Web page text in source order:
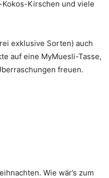
Kirschen und viele
exklusive Sorten) auch
auf eine MyMuesli-Tasse,
freuen.
Wie wär’s zum